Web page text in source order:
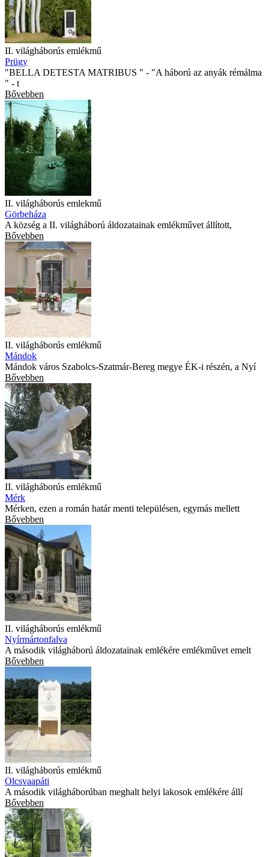
II. világháborús emlékmű
Prügy
"BELLA DETESTA MATRIBUS " - "A háború az anyák rémálma
" - t
Bővebben
II. világháborús emlekmű
Görbeháza
A község a II. világháború áldozatainak emlékművet állított,
Bővebben
II. világháborús emlékmű
Mándok
Mándok város Szabolcs-Szatmár-Bereg megye ÉK-i részén, a Nyí
Bővebben
II. világháborús emlékmű
Mérk
Mérken, ezen a román határ menti településen, egymás mellett
Bővebben
II. világháborús emlékmű
Nyírmártonfalva
A második világháború áldozatainak emlékére emlékművet emelt
Bővebben
II. világháborús emlékmű
Olcsvaapáti
A második világháborúban meghalt helyi lakosok emlékére állí
Bővebben